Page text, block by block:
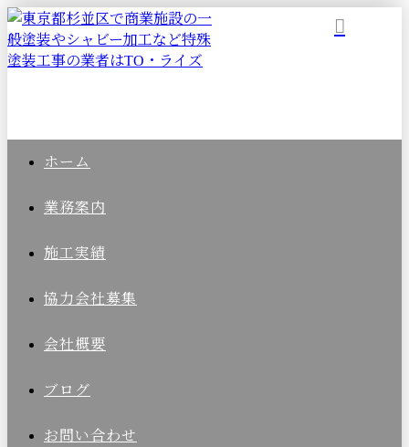
ホーム
業務案内
施工実績
協力会社募集
会社概要
ブログ
お問い合わせ